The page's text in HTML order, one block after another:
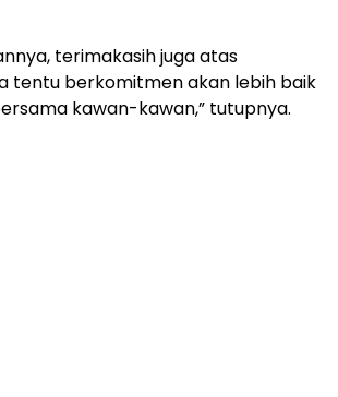
terimakasih juga atas
tentu berkomitmen akan lebih baik
kawan-kawan,” tutupnya.